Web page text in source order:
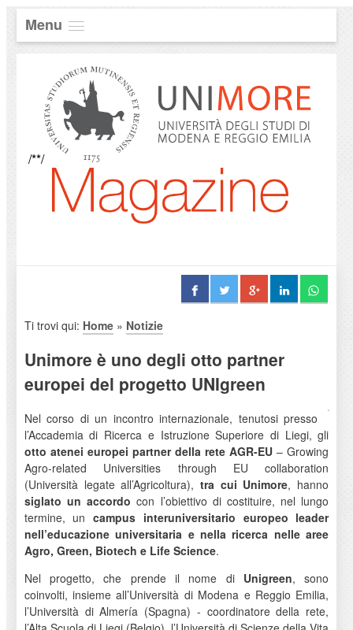
Menu
/**/
Ti trovi qui: Home» Notizie
Unimore è uno degli otto partner
europei del progetto UNIgreen
Nel corso di un incontro internazionale, tenutosi presso
l’Accademia di Ricerca e Istruzione Superiore di Liegi, gli
otto atenei europei partner della rete AGR-EU – Growing
Agro-related Universities through EU collaboration
(Università legate all’Agricoltura), tra cui Unimore, hanno
siglato un accordo con l’obiettivo di costituire, nel lungo
termine, uncampus interuniversitario europeo leader
nell’educazione universitaria e nella ricerca nelle aree
Agro, Green, Biotech e Life Science.
Nel progetto, che prende il nome di Unigreen, sono
coinvolti, insieme all’Università di Modena e Reggio Emilia,
l’Università di Almería (Spagna) - coordinatore della rete,